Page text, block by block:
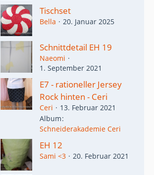
Tischset
Bella 20. Januar 2025
Schnittdetail EH 19
Naeomi
1. September 2021
E7 - rationeller Jersey
Rock hinten - Ceri
Ceri
13. Februar 2021
Album
Schneiderakademie Ceri
EH 12
Sami <3 20. Februar 2021